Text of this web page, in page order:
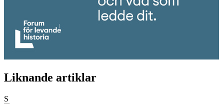
Liknande artiklar
S